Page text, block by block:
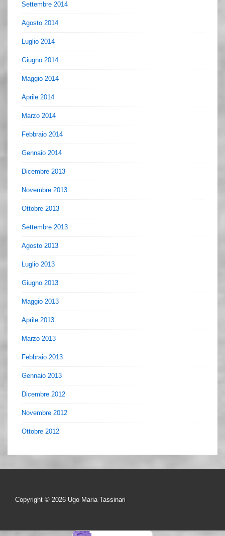
Settembre 2014
Agosto 2014
Luglio 2014
Giugno 2014
Maggio 2014
Aprile 2014
Marzo 2014
Febbraio 2014
Gennaio 2014
Dicembre 2013
Novembre 2013
Ottobre 2013
Settembre 2013
Agosto 2013
Luglio 2013
Giugno 2013
Maggio 2013
Aprile 2013
Marzo 2013
Febbraio 2013
Gennaio 2013
Dicembre 2012
Novembre 2012
Ottobre 2012
Copyright © 2026 Ugo Maria Tassinari